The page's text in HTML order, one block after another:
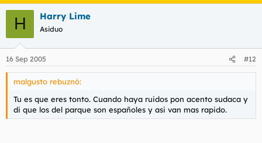
H Harry Lime
Asiduo
16 Sep 2005 #12
malgusto rebuznó:
Tu es que eres tonto. Cuando haya ruidos pon acento sudaca y
di que los del parque son españoles y asi van mas rapido.